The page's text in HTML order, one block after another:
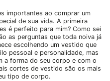
importantes ao comprar um
de sua vida. A primeira
é perfeito para mim? Como sei
as perguntas que toda noiva já
escolhendo um vestido que
pessoal e personalidade, mas
a forma do seu corpo e com o
cortes de vestido são os mais
tipo de corpo.